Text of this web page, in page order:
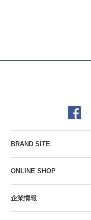
BRAND SITE
ONLINE SHOP
企業情報